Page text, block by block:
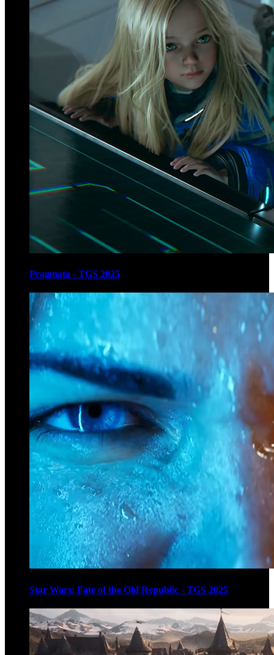
Pragmata - TGS 2025
Star Wars: Fate of the Old Republic - TGS 2025